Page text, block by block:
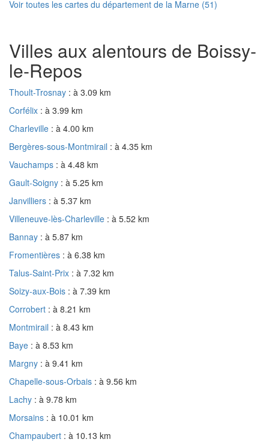
Voir toutes les cartes du département de la Marne (51)
Villes aux alentours de Boissy-
le-Repos
Thoult-Trosnay : à 3.09 km
Corfélix : à 3.99 km
Charleville : à 4.00 km
Bergères-sous-Montmirail : à 4.35 km
Vauchamps : à 4.48 km
Gault-Soigny : à 5.25 km
Janvilliers : à 5.37 km
Villeneuve-lès-Charleville : à 5.52 km
Bannay : à 5.87 km
Fromentières : à 6.38 km
Talus-Saint-Prix : à 7.32 km
Soizy-aux-Bois : à 7.39 km
Corrobert : à 8.21 km
Montmirail : à 8.43 km
Baye : à 8.53 km
Margny : à 9.41 km
Chapelle-sous-Orbais : à 9.56 km
Lachy : à 9.78 km
Morsains : à 10.01 km
Champaubert : à 10.13 km